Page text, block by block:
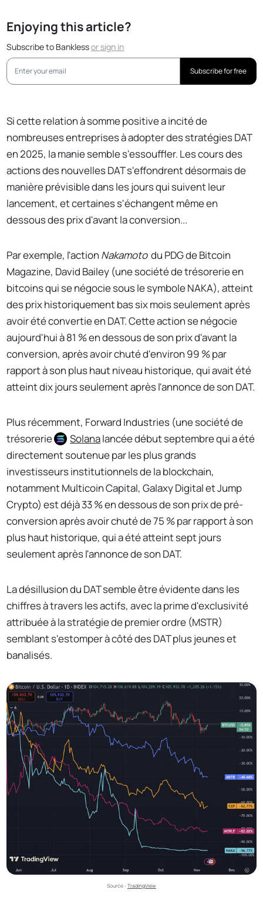
Enjoying this article?
Subscribe to Banklessorsign in
Subscribe for free
Si cette relation à somme positive a incité de
nombreuses entreprises à adopter des stratégies DAT
en 2025, la manie semble s'essouffler. Les cours des
actions des nouvelles DAT s'effondrent désormais de
manière prévisible dans les jours qui suivent leur
lancement, et certaines s'échangent même en
dessous des prix d'avant la conversion...
Par exemple, l'action Nakamoto du PDG de Bitcoin
Magazine, David Bailey (une société de trésorerie en
bitcoins qui se négocie sous le symbole NAKA), atteint
des prix historiquement bas six mois seulement après
avoir été convertie en DAT. Cette action se négocie
aujourd'hui à 81 % en dessous de son prix d'avant la
conversion, après avoir chuté d'environ 99 % par
rapport à son plus haut niveau historique, qui avait été
atteint dix jours seulement après l'annonce de son DAT.
Plus récemment, Forward Industries (une société de
trésorerie
Solanalancée début septembre qui a été
directement soutenue par les plus grands
investisseurs institutionnels de la blockchain,
notamment Multicoin Capital, Galaxy Digital et Jump
Crypto) est déjà 33 % en dessous de son prix de pré-
conversion après avoir chuté de 75 % par rapport à son
plus haut historique, qui a été atteint sept jours
seulement après l'annonce de son DAT.
La désillusion du DAT semble être évidente dans les
chiffres à travers les actifs, avec la prime d'exclusivité
attribuée à la stratégie de premier ordre (MSTR)
semblant s'estomper à côté des DAT plus jeunes et
banalisés.
Source : TradingView